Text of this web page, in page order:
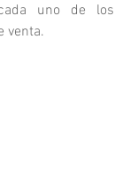
uno de los
venta.